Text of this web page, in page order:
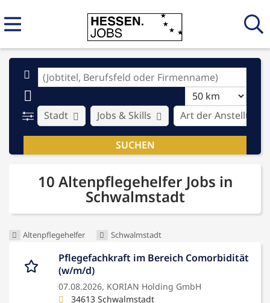
Stadt Art der Anstellung
Jobs & Skills
10 Altenpflegehelfer Jobs in
Schwalmstadt
Altenpflegehelfer Schwalmstadt
Pflegefachkraft im Bereich Comorbidität
(w/m/d)
07.08.2026, KORIAN Holding GmbH
34613 Schwalmstadt